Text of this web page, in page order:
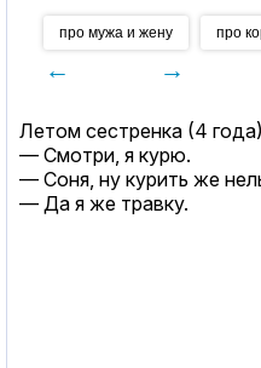
про мужа и жену про
← →
Летом сестренка (4
— Смотри, я курю.
— Соня, ну курить же
— Да я же травку.